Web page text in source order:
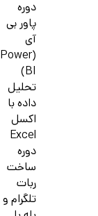
دوره
پاور بی
آی
(Power
BI)
تحلیل
داده با
اکسل
Excel
دوره
ساخت
ربات
تلگرام و